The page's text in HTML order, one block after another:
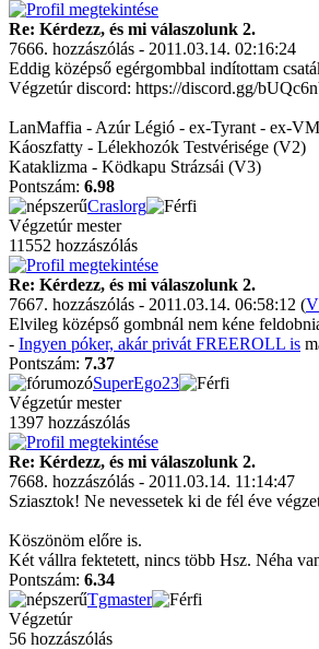
Re: Kérdezz, és mi válaszolunk 2.
7666. hozzászólás - 2011.03.14. 02:16:24
Eddig középső egérgombbal indítottam
Végzetúr discord: https://discord.gg/
LanMaffia - Azúr Légió - ex-Tyrant - ex-
Káoszfatty - Lélekhozók Testvérisége (V2)
Kataklizma - Ködkapu Strázsái (V3)
Pontszám: 6.98
Craslorg
Végzetúr mester
11552 hozzászólás
Re: Kérdezz, és mi válaszolunk 2.
7667. hozzászólás - 2011.03.14. 06:58:12 (
Elvileg középső gombnál nem kéne
- Ingyen póker, akár privát FREEROLL is
Pontszám: 7.37
SuperEgo23
Végzetúr mester
1397 hozzászólás
Re: Kérdezz, és mi válaszolunk 2.
7668. hozzászólás - 2011.03.14. 11:14:47
Sziasztok! Ne nevessetek ki de fél éve
Köszönöm előre is.
Két vállra fektetett, nincs több Hsz. Néha
Pontszám: 6.34
Tgmaster
Végzetúr
56 hozzászólás